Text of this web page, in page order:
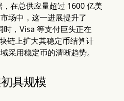
在总供应量超过 1600 亿美
场中，这一进展提升了
时，Visa 等支付巨头正在
链上扩大其稳定币结算计
采用稳定币的清晰趋势。
具规模